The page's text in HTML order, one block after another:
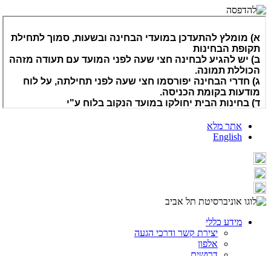
אתר מלא
English
מידע כללי
יצירת קשר ודרכי הגעה
אלפון